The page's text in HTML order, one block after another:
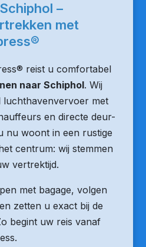
–
met
reist u comfortabel
naar Schiphol. Wij
luchthavenvervoer met
en directe deur-
nu woont in een rustige
centrum: wij stemmen
vertrektijd.
met bagage, volgen
zetten u exact bij de
begint uw reis vanaf